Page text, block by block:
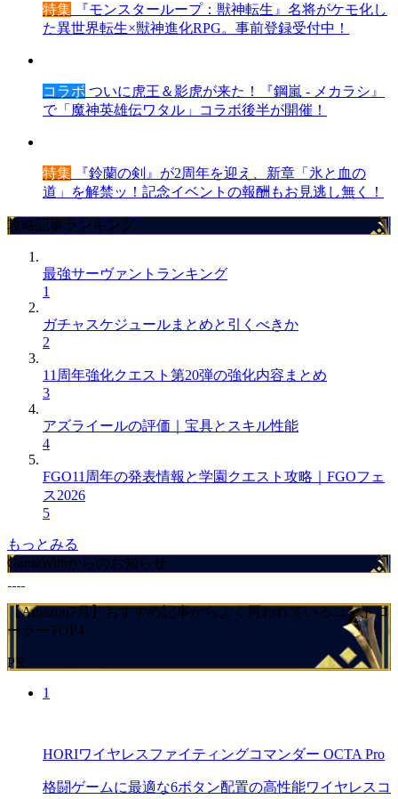
特集 『モンスターループ：獣神転生』名将がケモ化し
た異世界転生×獣神進化RPG。事前登録受付中！
コラボ ついに虎王＆影虎が来た！『鋼嵐 - メカラシ』
で「魔神英雄伝ワタル」コラボ後半が開催！
特集 『鈴蘭の剣』が2周年を迎え、新章「氷と血の
道」を解禁ッ！記念イベントの報酬もお見逃し無く！
攻略記事ランキング
最強サーヴァントランキング
1
ガチャスケジュールまとめと引くべきか
2
11周年強化クエスト第20弾の強化内容まとめ
3
アズライールの評価｜宝具とスキル性能
4
FGO11周年の発表情報と学園クエスト攻略｜FGOフェ
ス2026
5
もっとみる
GameWithからのお知らせ
【Amazon7月】おすすめ記事からよく買われているコントロ
ーラーTOP4
PR
1
HORIワイヤレスファイティングコマンダー OCTA Pro
格闘ゲームに最適な6ボタン配置の高性能ワイヤレスコ